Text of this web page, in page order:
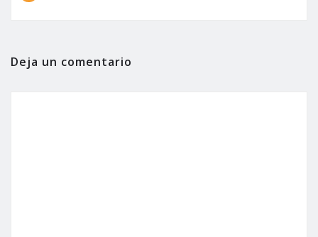
Deja un comentario